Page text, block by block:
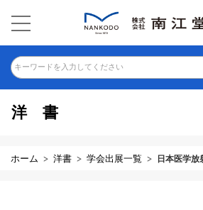
キーワードを入力してください
洋書
ホーム 洋書 学会出展一覧 日本医学放